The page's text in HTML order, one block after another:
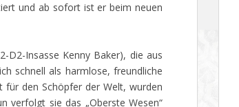
und ab sofort ist er beim neuen
D2-Insasse Kenny Baker), die aus
schnell als harmlose, freundliche
für den Schöpfer der Welt, wurden
verfolgt sie das „Oberste Wesen“